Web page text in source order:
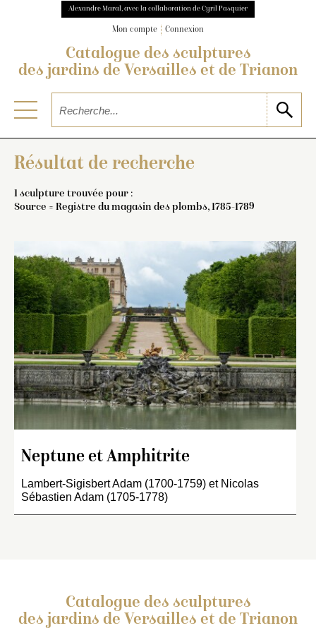
Alexandre Maral, avec la collaboration de Cyril Pasquier
Mon compte Connexion
Catalogue des sculptures
des jardins de Versailles et de Trianon
Résultat de recherche
1 sculpture trouvée pour :
Source = Registre du magasin des plombs, 1785-1789
Neptune et Amphitrite
Lambert-Sigisbert Adam (1700-1759) et Nicolas
Sébastien Adam (1705-1778)
Catalogue des sculptures
des jardins de Versailles et de Trianon